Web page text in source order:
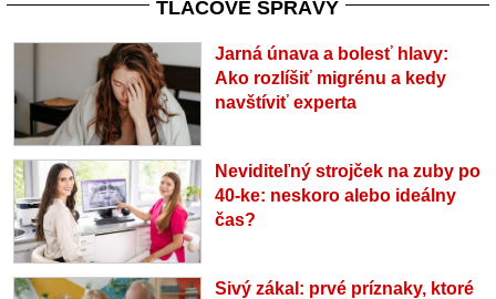
TLAČOVÉ SPRÁVY
Jarná únava a bolesť hlavy:
Ako rozlíšiť migrénu a kedy
navštíviť experta
Neviditeľný strojček na zuby po
40-ke: neskoro alebo ideálny
čas?
Sivý zákal: prvé príznaky, ktoré